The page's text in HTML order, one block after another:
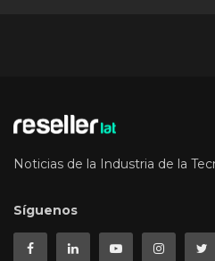
Noticias de la Industria de la
Síguenos